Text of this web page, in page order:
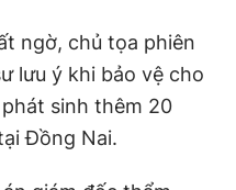
ngờ, chủ tọa phiên
lưu ý khi bảo vệ cho
sinh thêm 20
Đồng Nai.